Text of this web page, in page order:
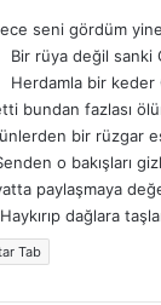
seni gördüm
Bir rüya değil sanki
Herdamla bir
bundan fazlası
bir rüzgar
o bakışları
paylaşmaya
Haykırıp dağlara
Tab